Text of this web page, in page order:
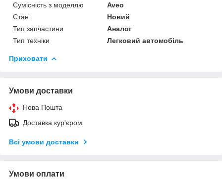
Сумісність з моделлю
Aveo
Стан
Новий
Тип запчастини
Аналог
Тип техніки
Легковий автомобіль
Приховати
Умови доставки
Нова Пошта
Доставка кур'єром
Всі умови доставки
Умови оплати